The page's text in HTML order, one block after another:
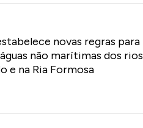
novas regras para
não marítimas dos rios
e na Ria Formosa